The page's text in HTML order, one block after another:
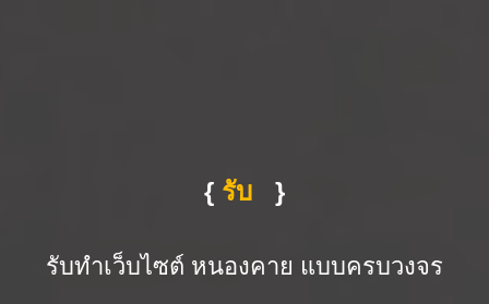
{ดูแล |}
รับทำเว็บไซต์ หนองคาย แบบครบวงจร